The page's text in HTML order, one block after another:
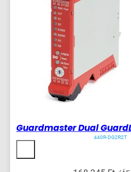
Guardmaster Dual
440R-DG2R2T